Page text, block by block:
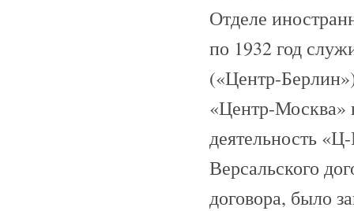
Отделе
по 1932 год
(«Центр-
«Центр-Москва»
деятельность
Версальского
договора, было